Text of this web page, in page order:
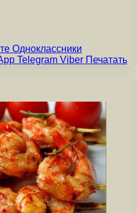
Одноклассники
Telegram Viber Печатать